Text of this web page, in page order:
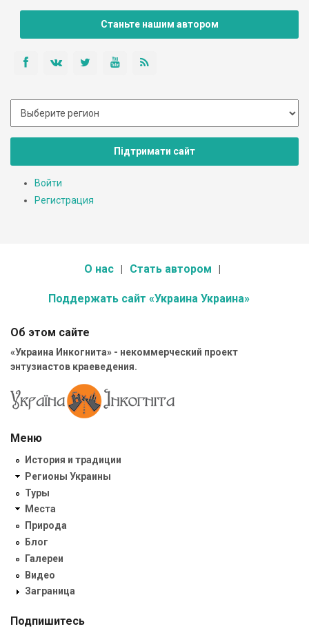
Станьте нашим автором
Підтримати сайт
Войти
Регистрация
О нас Стать автором
Поддержать сайт «Украина Украина»
Об этом сайте
«Украина Инкогнита» - некоммерческий проект
энтузиастов краеведения.
Меню
История и традиции
Регионы Украины
Туры
Места
Природа
Блог
Галереи
Видео
Заграница
Подпишитесь